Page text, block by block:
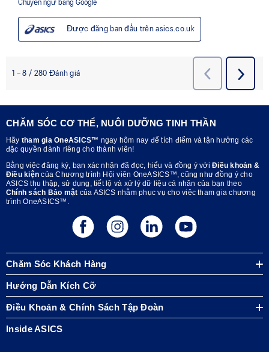
CHĂM SÓC CƠ THỂ, NUÔI DƯỠNG TINH THẦN
Hãy tham gia OneASICS™ ngay hôm nay để tích điểm và tận hưởng các
đặc quyền dành riêng cho thành viên!
Bằng việc đăng ký, bạn xác nhận đã đọc, hiểu và đồng ý với Điều khoản &
Điều kiện của Chương trình Hội viên OneASICS™, cũng như đồng ý cho
ASICS thu thập, sử dụng, tiết lộ và xử lý dữ liệu cá nhân của bạn theo
Chính sách Bảo mật của ASICS nhằm phục vụ cho việc tham gia chương
trình OneASICS™.
Chăm Sóc Khách Hàng
Hướng Dẫn Kích Cỡ
Điều Khoản & Chính Sách Tập Đoàn
Inside ASICS